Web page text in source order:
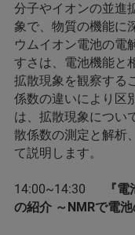
分子やイオンの並進
象で、物質の機能に
ウムイオン電池の電
すさは、電池機能と
拡散現象を観察する
係数の違いにより区
は、拡散現象につい
散係数の測定と解析
て説明します。
14:00~14:30
『
の紹介 ～NMRで電